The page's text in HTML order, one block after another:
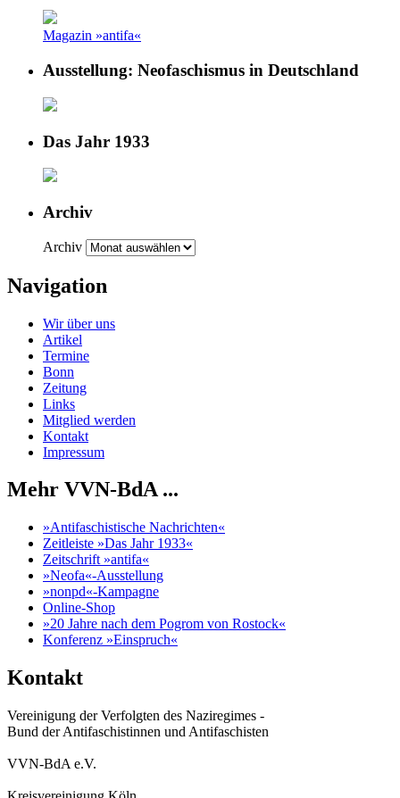
Magazin »antifa«
Ausstellung: Neofaschismus in Deutschland
Das Jahr 1933
Archiv
Archiv
Navigation
Wir über uns
Artikel
Termine
Bonn
Zeitung
Links
Mitglied werden
Kontakt
Impressum
Mehr VVN-BdA ...
»Antifaschistische Nachrichten«
Zeitleiste »Das Jahr 1933«
Zeitschrift »antifa«
»Neofa«-Ausstellung
»nonpd«-Kampagne
Online-Shop
»20 Jahre nach dem Pogrom von Rostock«
Konferenz »Einspruch«
Kontakt
Vereinigung der Verfolgten des Naziregimes -
Bund der Antifaschistinnen und Antifaschisten
VVN-BdA e.V.